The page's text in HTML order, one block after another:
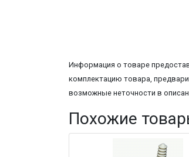
Информация о товаре
комплектацию товара,
возможные неточности в
Похожие